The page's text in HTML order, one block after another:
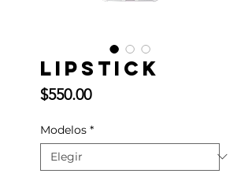
Lipstick
$550.00Precio
Modelos *